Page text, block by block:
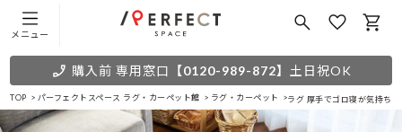
メニュー
購入前 専用窓口 【0120-989-872】 土日祝OK
TOP パーフェクトスペース ラグ・カーペット館 ラグ・カーペット ラグ 厚手でゴロ寝が気持ち